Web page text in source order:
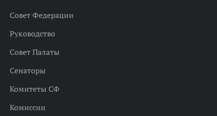
Совет Федерации
Руководство
Совет Палаты
Сенаторы
Комитеты СФ
Комиссии